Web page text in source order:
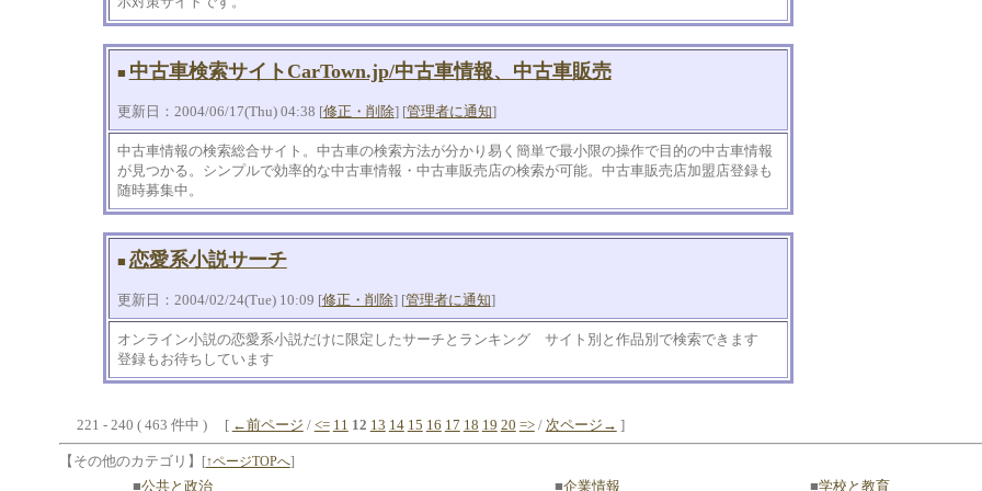
■ 中古車検索サイトCarTown.jp/中古車情報、中古車販売
更新日：2004/06/17(Thu) 04:38 [修正・削除] [管理者に通知]
中古車情報の検索総合サイト。中古車の検索方法が分かり易く簡単で最小限の操作で目的の中古車情報
が見つかる。シンプルで効率的な中古車情報・中古車販売店の検索が可能。中古車販売店加盟店登録も
随時募集中。
■ 恋愛系小説サーチ
更新日：2004/02/24(Tue) 10:09 [修正・削除] [管理者に通知]
オンライン小説の恋愛系小説だけに限定したサーチとランキング サイト別と作品別で検索できます
登録もお待ちしています
221 - 240 ( 463 件中 ) [ ←前ページ / <= 11 12 13 14 15 16 17 18 19 20 =>/ 次ページ→ ]
【その他のカテゴリ】 [↑ページTOPへ]
■公共と政治 ■企業情報 ■学校と教育